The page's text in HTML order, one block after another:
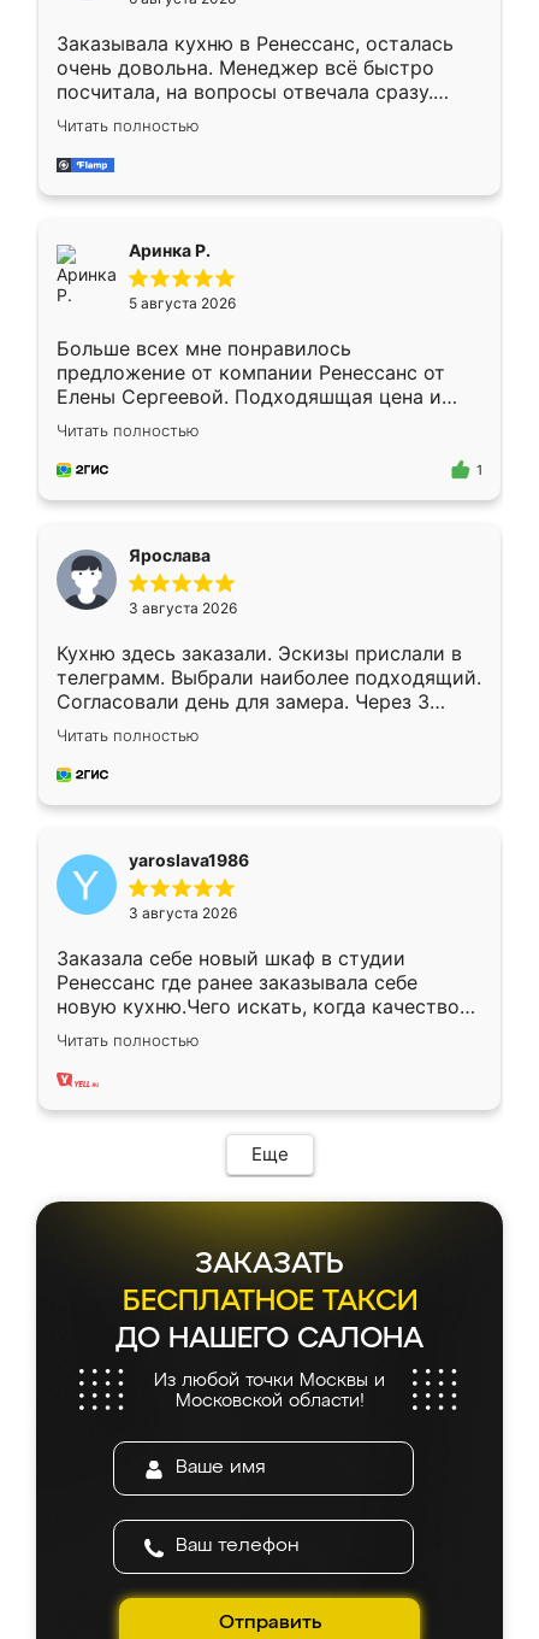
Заказывала кухню в Ренессанс, осталась
очень довольна. Менеджер всё быстро
посчитала, на вопросы отвечала сразу.
Замерщик приехал в субботу, подошёл к
делу со всей ответственностью. Собрали
за день, ребята работали аккуратно, даже
Читать полностью
Аринка Р.
5 августа 2026
Больше всех мне понравилось
предложение от компании Ренессанс от
Елены Сергеевой. Подходяшщая цена и
короткие сроки изготовления. Приехавший
для замера сотрудник Владислав
предложил по моему эскизу самый
Читать полностью
1
Ярослава
3 августа 2026
Кухню здесь заказали. Эскизы прислали в
телеграмм. Выбрали наиболее подходящий.
Согласовали день для замера. Через 3
недели кухня была уже готова. Остались
довольны работой. Спасибо Ренессанс
мебель за качественную работу!
Читать полностью
yaroslava1986
3 августа 2026
Заказала себе новый шкаф в студии
Ренессанс где ранее заказывала себе
новую кухню.Чего искать, когда качеством
вполне довольна. Служит кухня уже почти
два года, нареканий нет.
Читать полностью
Еще
ЗАКАЗАТЬ
БЕСПЛАТНОЕ ТАКСИ
ДО НАШЕГО САЛОНА
Из любой точки Москвы и
Московской области!
Отправить